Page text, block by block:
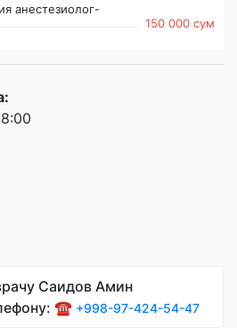
анестезиолог-
150 000 сум
Саидов Амин
☎️ +998-97-424-54-47